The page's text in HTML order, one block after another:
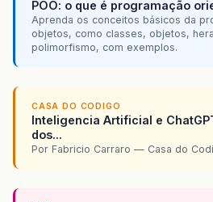
POO: o que é programação
Aprenda os conceitos básicos da
objetos, como classes, objetos,
polimorfismo, com exemplos.
CASA DO CODIGO
Inteligencia Artificial e
dos...
Por Fabricio Carraro — Casa do